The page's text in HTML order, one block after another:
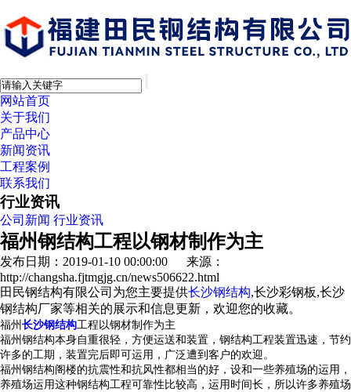
网站首页
关于我们
产品中心
新闻资讯
工程案例
联系我们
行业资讯
公司新闻 行业资讯
福州钢结构工程以钢材制作为主
发布日期：2019-01-10 00:00:00 来源：
http://changsha.fjtmgjg.cn/news506622.html
田民钢结构有限公司为您主要提供长沙钢结构,长沙彩钢板,长沙
钢结构厂家等相关的展示和信息更新，欢迎您的收藏。
福州 长沙钢结构工程以钢材制作为主
福州钢结构本身自重很轻，方便运送和装置，钢结构工程装置迅速，节约
许多的工期，装置完后即可运用，广泛遭到客户的欢迎。
福州钢结构阁楼的抗震性和抗风性都相当的好，设和一些养殖场的运用，
养殖场运用这种钢结构工程可靠性比较高，运用时间长，所以许多养殖场